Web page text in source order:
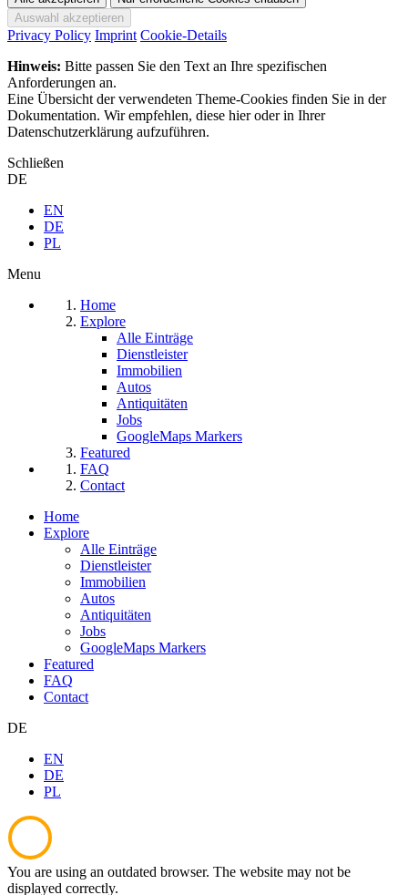
Privacy Policy Imprint Cookie-Details
Hinweis: Bitte passen Sie den Text an Ihre spezifischen
Anforderungen an.
Eine Übersicht der verwendeten Theme-Cookies finden Sie in der
Dokumentation. Wir empfehlen, diese hier oder in Ihrer
Datenschutzerklärung aufzuführen.
Schließen
DE
EN
DE
PL
Menu
Home
Explore
Alle Einträge
Dienstleister
Immobilien
Autos
Antiquitäten
Jobs
GoogleMaps Markers
Featured
FAQ
Contact
Home
Explore
Alle Einträge
Dienstleister
Immobilien
Autos
Antiquitäten
Jobs
GoogleMaps Markers
Featured
FAQ
Contact
DE
EN
DE
PL
You are using an outdated browser. The website may not be
displayed correctly.